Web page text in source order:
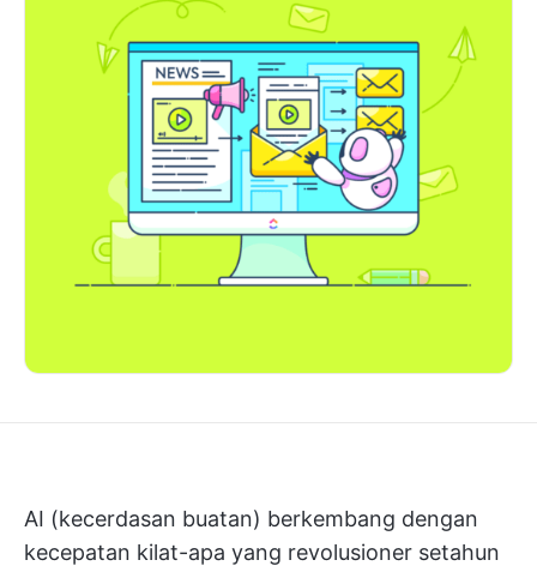
AI (kecerdasan buatan) berkembang dengan
kecepatan kilat-apa yang revolusioner setahun